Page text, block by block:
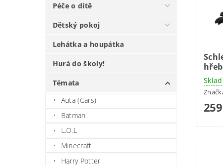
Péče o dítě
Dětský pokoj
Lehátka a houpátka
Hurá do školy!
Témata
Auta (Cars)
Batman
L.O.L
Minecraft
Harry Potter